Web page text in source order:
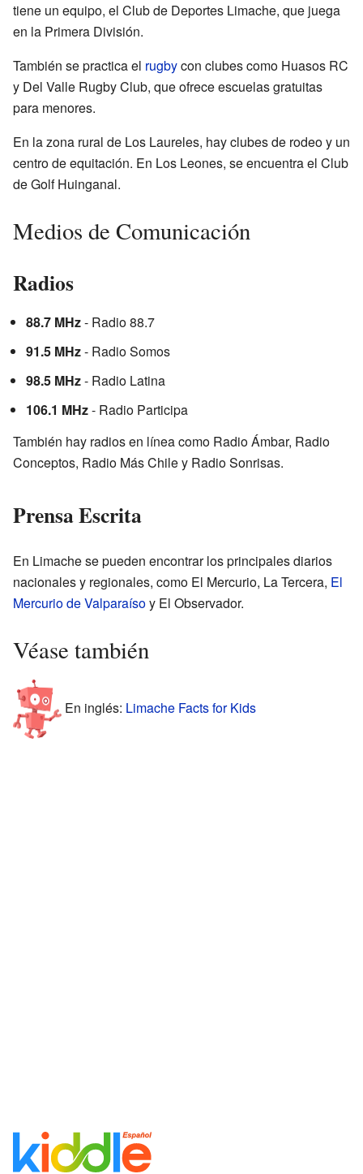
tiene un equipo, el Club de Deportes Limache, que juega
en la Primera División.
También se practica el rugbycon clubes como Huasos RC
y Del Valle Rugby Club, que ofrece escuelas gratuitas
para menores.
En la zona rural de Los Laureles, hay clubes de rodeo y un
centro de equitación. En Los Leones, se encuentra el Club
de Golf Huinganal.
Medios de Comunicación
Radios
88.7 MHz- Radio 88.7
91.5 MHz- Radio Somos
98.5 MHz- Radio Latina
106.1 MHz- Radio Participa
También hay radios en línea como Radio Ámbar, Radio
Conceptos, Radio Más Chile y Radio Sonrisas.
Prensa Escrita
En Limache se pueden encontrar los principales diarios
nacionales y regionales, como El Mercurio, La Tercera, El
Mercurio de Valparaísoy El Observador.
Véase también
En inglés: Limache Facts for Kids